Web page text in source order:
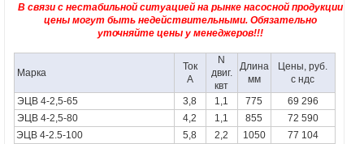
В связи с нестабильной ситуацией на рынке насосной продукции
цены могут быть недействительными. Обязательно
уточняйте цены у менеджеров!!!
Марка
Ток
А
N
двиг.
квт
Длина
мм
Цены, руб.
с ндс
ЭЦВ 4-2,5-65
3,8 1,1 775
69 296
ЭЦВ 4-2,5-80
4,2 1,1 855
72 590
ЭЦВ 4-2.5-100
5,8 2,2 1050
77 104